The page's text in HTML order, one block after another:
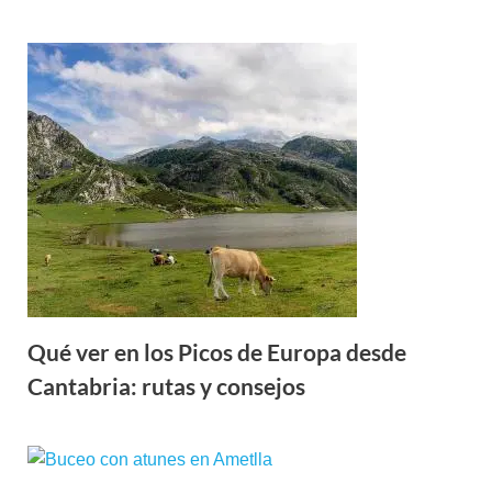
Qué ver en los Picos de Europa desde
Cantabria: rutas y consejos